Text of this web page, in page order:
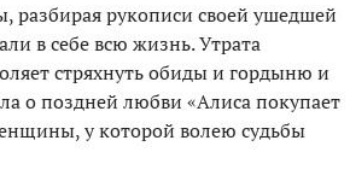
разбирая рукописи своей ушедшей
в себе всю жизнь. Утрата
стряхнуть обиды и гордыню и
о поздней любви «Алиса покупает
у которой волею судьбы